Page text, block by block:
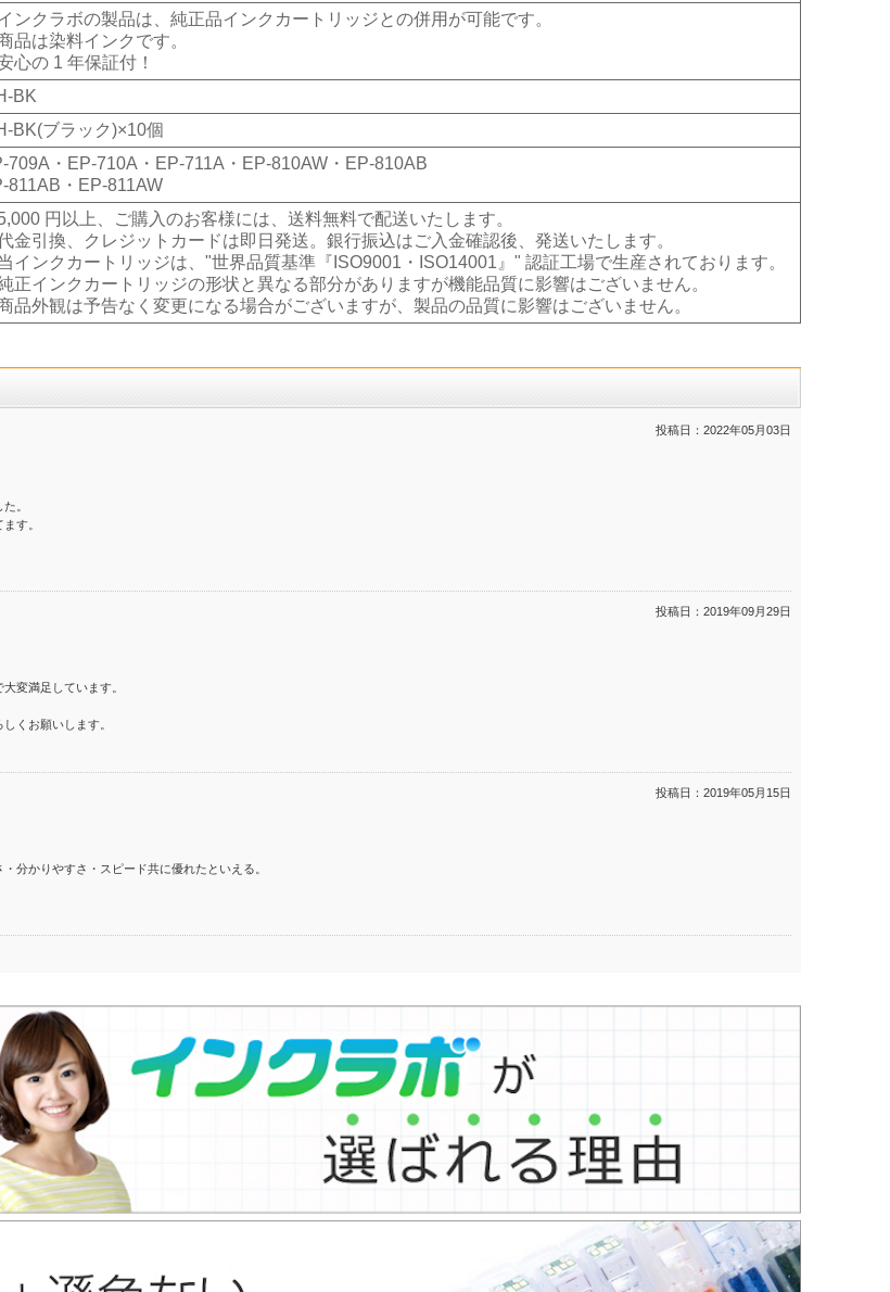
インクラボの製品は、純正品インクカートリッジとの併用が可能です。
品は染料インクです。
心の 1 年保証付！
BK
BK(ブラック)×10個
709A・EP-710A・EP-711A・EP-810AW・EP-810AB
811AB・EP-811AW
5,000 円以上、ご購入のお客様には、送料無料で配送いたします。
代金引換、クレジットカードは即日発送。銀行振込はご入金確認後、発送いたします。
当インクカートリッジは、"世界品質基準『ISO9001・ISO14001』" 認証工場で生産されております。
純正インクカートリッジの形状と異なる部分がありますが機能品質に影響はございません。
商品外観は予告なく変更になる場合がございますが、製品の品質に影響はございません。
投稿日： 2022年05月03日
。
す。
投稿日： 2019年09月29日
変満足しています。
くお願いします。
投稿日： 2019年05月15日
分かりやすさ・スピード共に優れたといえる。